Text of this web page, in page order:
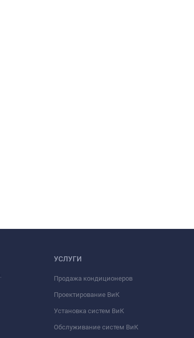
УСЛУГИ
Продажа кондиционеров
Проектирование ВиК
Установка систем ВиК
Обслуживание систем ВиК